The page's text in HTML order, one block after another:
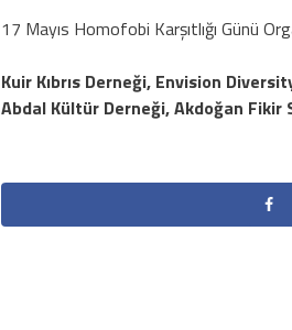
17 Mayıs Homofobi Karşıtlığı Günü
Kuir Kıbrıs Derneği, Envision
Abdal Kültür Derneği, Akdoğan Fikir